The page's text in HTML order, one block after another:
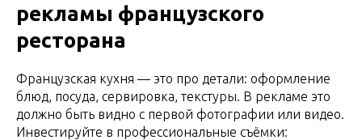
рекламы французского
ресторана
Французская кухня — это про детали: оформление
блюд, посуда, сервировка, текстуры. В рекламе это
должно быть видно с первой фотографии или видео.
Инвестируйте в профессиональные съёмки: